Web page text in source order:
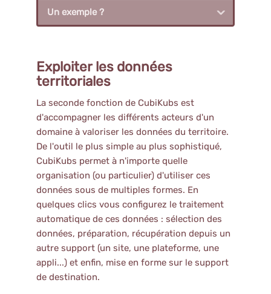
Un exemple ?
Exploiter les données
territoriales
La seconde fonction de CubiKubs est
d'accompagner les différents acteurs d'un
domaine à valoriser les données du territoire.
De l'outil le plus simple au plus sophistiqué,
CubiKubs permet à n'importe quelle
organisation (ou particulier) d'utiliser ces
données sous de multiples formes. En
quelques clics vous configurez le traitement
automatique de ces données : sélection des
données, préparation, récupération depuis un
autre support (un site, une plateforme, une
appli...) et enfin, mise en forme sur le support
de destination.